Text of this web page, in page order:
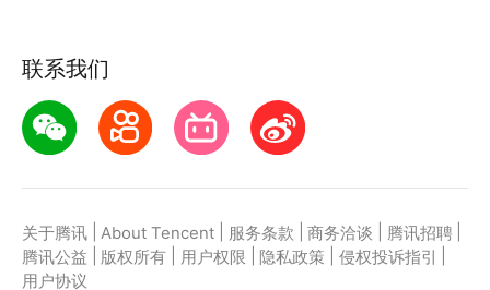
联系我们
关于腾讯 About Tencent 服务条款 商务洽谈 腾讯招聘
腾讯公益
版权所有 用户权限 隐私政策 侵权投诉指引
用户协议